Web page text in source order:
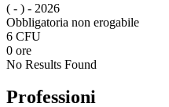
( - ) - 2026
Obbligatoria non erogabile
6 CFU
0 ore
No Results Found
Professioni